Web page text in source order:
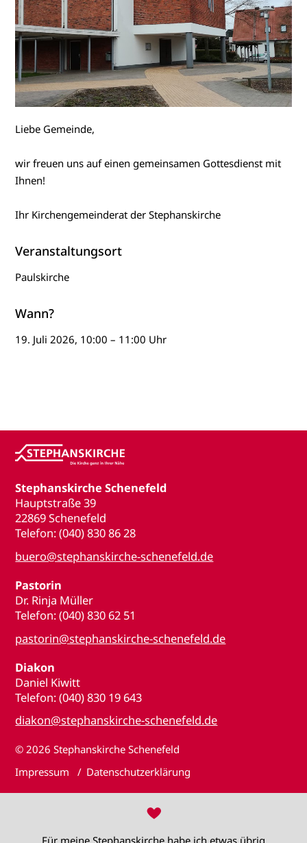
Liebe Gemeinde,
wir freuen uns auf einen gemeinsamen Gottesdienst mit
Ihnen!
Ihr Kirchengemeinderat der Stephanskirche
Veranstaltungsort
Paulskirche
Wann?
19. Juli 2026, 10:00 – 11:00 Uhr
Stephanskirche Schenefeld
Hauptstraße 39
22869 Schenefeld
Telefon: (040) 830 86 28
buero@stephanskirche-schenefeld.de
Pastorin
Dr. Rinja Müller
Telefon: (040) 830 62 51
pastorin@stephanskirche-schenefeld.de
Diakon
Daniel Kiwitt
Telefon: (040) 830 19 643
diakon@stephanskirche-schenefeld.de
© 2026 Stephanskirche Schenefeld
Impressum
Datenschutzerklärung
♥
Für meine Stephanskirche habe ich etwas übrig